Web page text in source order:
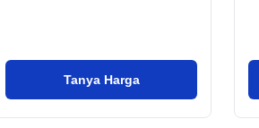
Tanya Harga